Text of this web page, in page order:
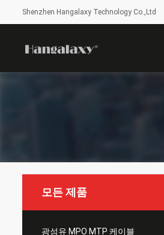
Shenzhen Hangalaxy Technology Co.,Ltd
모든 제품
광섬유 MPO MTP 케이블